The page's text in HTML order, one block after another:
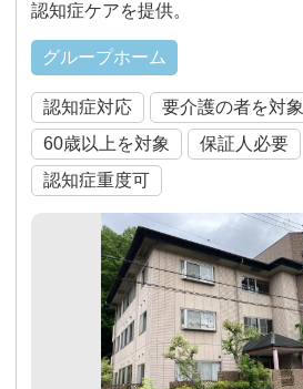
認知症ケアを提供。
グループホーム
認知症対応
要介護の者を対象
60歳以上を対象
保証人必要
認知症重度可